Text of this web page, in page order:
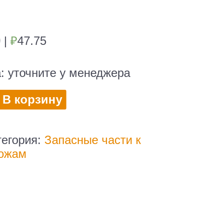
| ₽47.75
уточните у менеджера
В корзину
Запасные части к